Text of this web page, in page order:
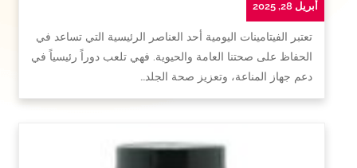
أبريل 28, 2025
تعتبر الفيتامينات اليومية أحد العناصر الرئيسية التي تساعد في
الحفاظ على صحتنا العامة والحيوية. فهي تلعب دوراً رئيسياً في
دعم جهاز المناعة، وتعزيز صحة الجلد…